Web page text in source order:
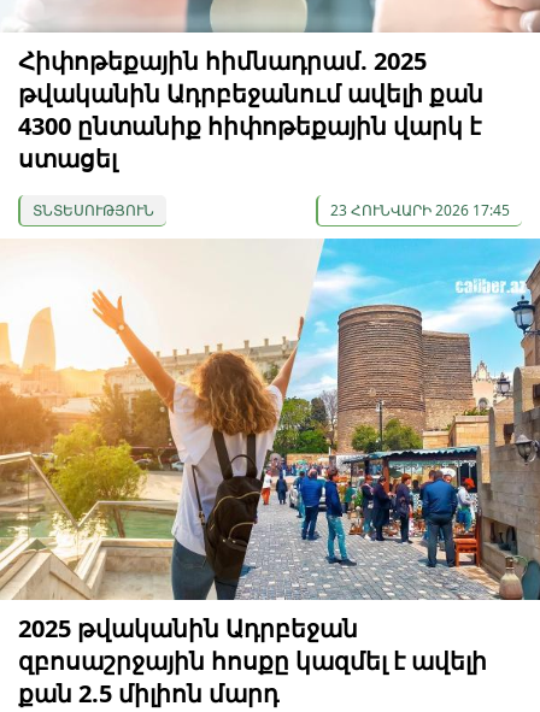
Հիփոթեքային հիմնադրամ. 2025
թվականին Ադրբեջանում ավելի քան
4300 ընտանիք հիփոթեքային վարկ է
ստացել
ՏՆՏԵՍՈՒԹՅՈՒՆ 23 ՀՈՒՆՎԱՐԻ 2026 17:45
2025 թվականին Ադրբեջան
զբոսաշրջային հոսքը կազմել է ավելի
քան 2.5 միլիոն մարդ